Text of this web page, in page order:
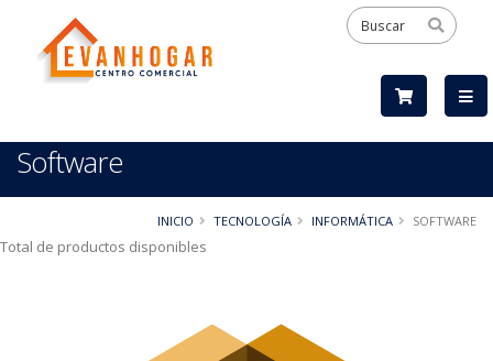
Software
INICIO TECNOLOGÍA INFORMÁTICA SOFTWARE
Total de productos disponibles